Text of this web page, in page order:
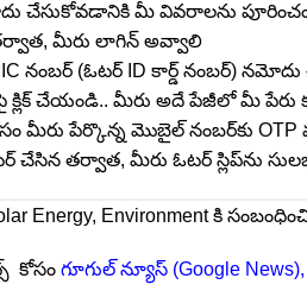
చేసుకోవడానికి మీ వివరాలను
మీరు లాగిన్ అవ్వాలి
నంబర్ (ఓటర్ ID కార్డ్ నంబర్)
క్లిక్ చేయండి.. మీరు అదే పేజీలో మీ పేరు
మీరు పేర్కొన్న మొబైల్ నంబర్‌కు OTP
చేసిన తర్వాత, మీరు ఓటర్ స్లిప్‌ను
Energy, Environment కి
కోసం గూగుల్ న్యూస్ (Google News),